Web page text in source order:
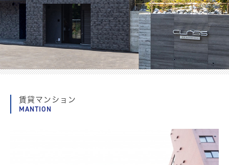
賃貸マンション
MANTION